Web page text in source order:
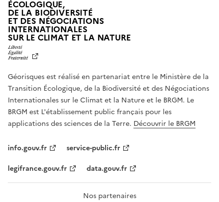
ÉCOLOGIQUE,
DE LA BIODIVERSITÉ
ET DES NÉGOCIATIONS
INTERNATIONALES
SUR LE CLIMAT ET LA NATUREL
T
É
,
É
G
A
L
F
A
T
Géorisques est réalisé en partenariat entre le Ministère de la
Transition Écologique, de la Biodiversité et des Négociations
Internationales sur le Climat et la Nature et le BRGM. Le
BRGM est L'établissement public français pour les
applications des sciences de la Terre. Découvrir le BRGM
info.gouv.fr
service-public.fr
legifrance.gouv.fr
data.gouv.fr
Nos partenaires